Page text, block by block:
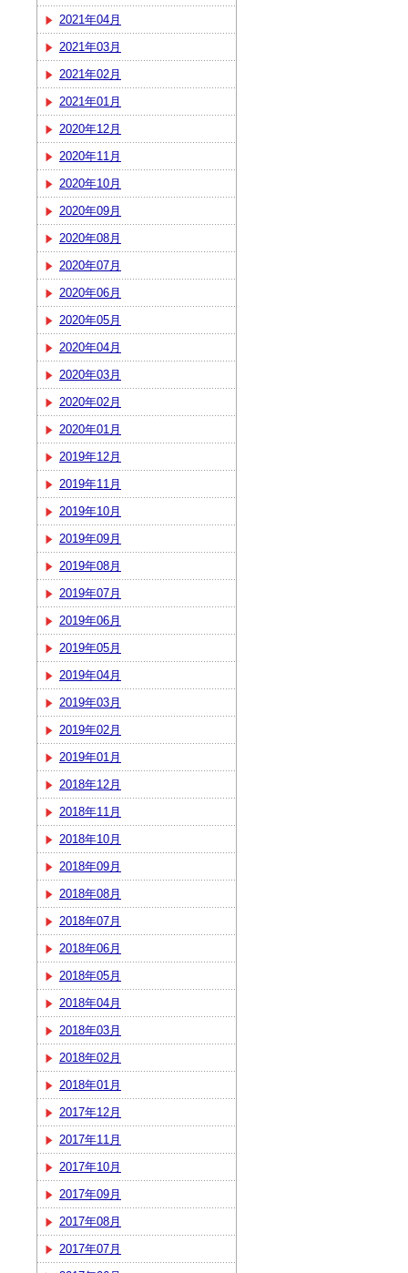
2021年04月
2021年03月
2021年02月
2021年01月
2020年12月
2020年11月
2020年10月
2020年09月
2020年08月
2020年07月
2020年06月
2020年05月
2020年04月
2020年03月
2020年02月
2020年01月
2019年12月
2019年11月
2019年10月
2019年09月
2019年08月
2019年07月
2019年06月
2019年05月
2019年04月
2019年03月
2019年02月
2019年01月
2018年12月
2018年11月
2018年10月
2018年09月
2018年08月
2018年07月
2018年06月
2018年05月
2018年04月
2018年03月
2018年02月
2018年01月
2017年12月
2017年11月
2017年10月
2017年09月
2017年08月
2017年07月